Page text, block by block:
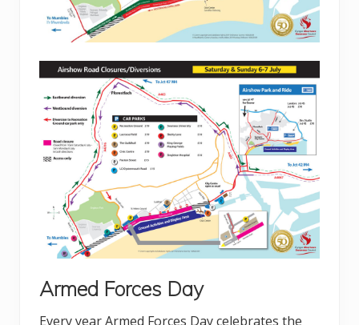
Armed Forces Day
Every year Armed Forces Day celebrates the